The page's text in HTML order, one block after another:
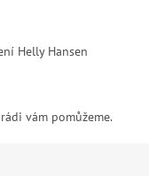
Helly Hansen
vám pomůžeme.